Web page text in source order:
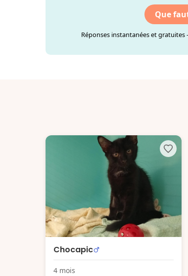
Que
Réponses instantanées et
Chocapic
4 mois